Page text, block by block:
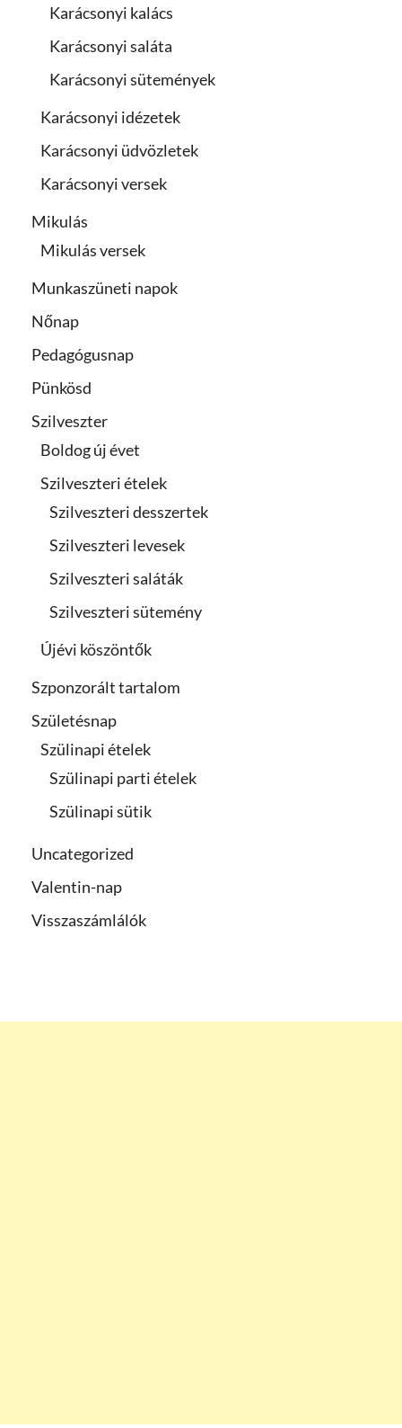
Karácsonyi kalács
Karácsonyi saláta
Karácsonyi sütemények
Karácsonyi idézetek
Karácsonyi üdvözletek
Karácsonyi versek
Mikulás
Mikulás versek
Munkaszüneti napok
Nőnap
Pedagógusnap
Pünkösd
Szilveszter
Boldog új évet
Szilveszteri ételek
Szilveszteri desszertek
Szilveszteri levesek
Szilveszteri saláták
Szilveszteri sütemény
Újévi köszöntők
Szponzorált tartalom
Születésnap
Szülinapi ételek
Szülinapi parti ételek
Szülinapi sütik
Uncategorized
Valentin-nap
Visszaszámlálók